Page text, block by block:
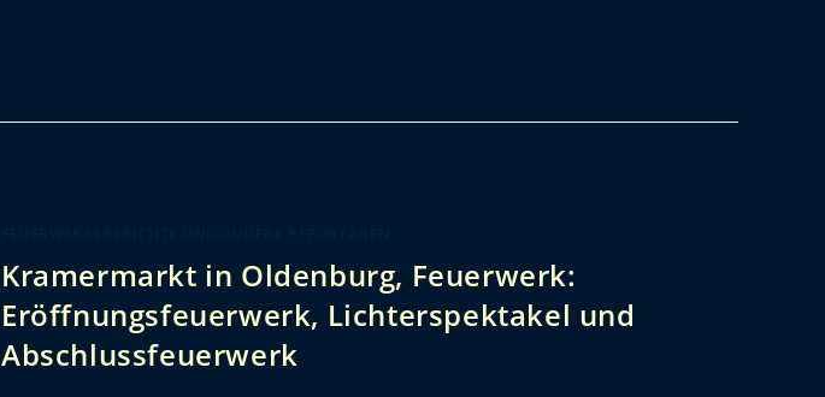
Kramermarkt in Oldenburg, Feuerwerk:
Eröffnungsfeuerwerk, Lichterspektakel und
Abschlussfeuerwerk